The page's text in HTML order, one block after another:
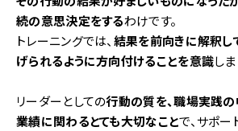
続の意思決定をするわけです。
トレーニングでは、結果を前向きに解釈し
げられるように方向付けることを意識しま
リーダーとしての行動の質を、職場実践の
業績に関わるとても大切なことで、サポ